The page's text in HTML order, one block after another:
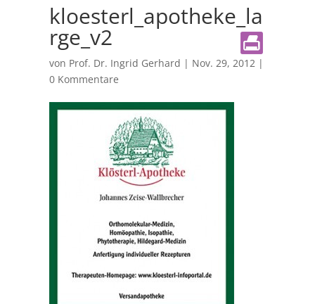
kloesterl_apotheke_la
rge_v2
von Prof. Dr. Ingrid Gerhard | Nov. 29, 2012 |
0 Kommentare